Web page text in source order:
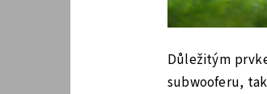
Důležitým
subwooferu,